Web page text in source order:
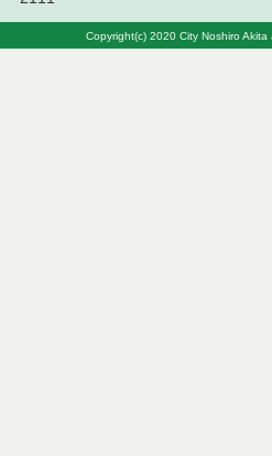
Copyright(c) 2020 City Noshiro